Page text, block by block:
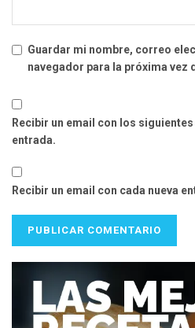
Guardar mi nombre, correo
navegador para la próxima vez
Recibir un email con los
entrada.
Recibir un email con cada nueva